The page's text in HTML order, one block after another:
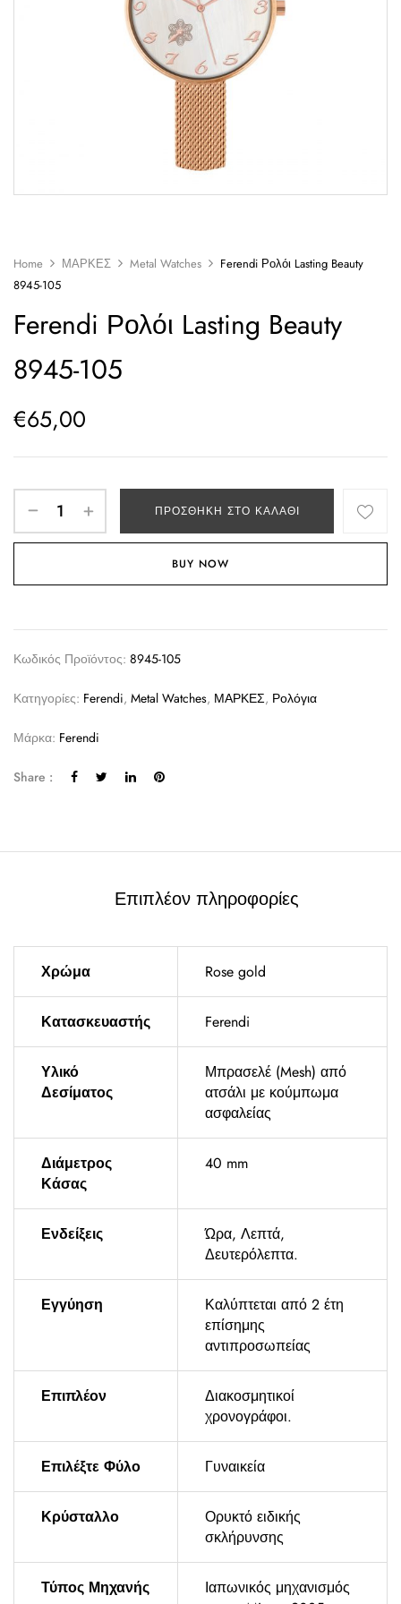
Home ΜΑΡΚΕΣ Metal Watches
Ferendi Ρολόι Lasting Beauty
8945-105
Ferendi Ρολόι Lasting Beauty
8945-105
€65,00
ΠΡΟΣΘΉΚΗ ΣΤΟ ΚΑΛΆΘΙ
BUY NOW
Κωδικός Προϊόντος: 8945-105
Κατηγορίες: Ferendi, Metal Watches, ΜΑΡΚΕΣ, Ρολόγια
Μάρκα: Ferendi
Share :
Επιπλέον πληροφορίες
Χρώμα Rose gold
Κατασκευαστής Ferendi
Υλικό
Δεσίματος
Μπρασελέ (Mesh) από
ατσάλι με κούμπωμα
ασφαλείας
Διάμετρος
Κάσας
40 mm
Ενδείξεις
Ώρα, Λεπτά,
Δευτερόλεπτα.
Εγγύηση
Καλύπτεται από 2 έτη
επίσημης
αντιπροσωπείας
Επιπλέον
Διακοσμητικοί
χρονογράφοι.
Επιλέξτε Φύλο Γυναικεία
Κρύσταλλο
Ορυκτό ειδικής
σκλήρυνσης
Τύπος Μηχανής
Ιαπωνικός μηχανισμός